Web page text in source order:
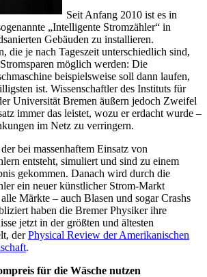
Seit Anfang 2010 ist es in
„Intelligente Stromzähler“ in
Gebäuden zu installieren.
die je nach Tageszeit unterschiedlich sind,
möglich werden: Die
beispielsweise soll dann laufen,
ist. Wissenschaftler des Instituts für
Universität Bremen äußern jedoch Zweifel
immer das leistet, wozu er erdacht wurde –
im Netz zu verringern.
bei massenhaftem Einsatz von
entsteht, simuliert und sind zu einem
gekommen. Danach wird durch die
ein neuer künstlicher Strom-Markt
Märkte – auch Blasen und sogar Crashs
haben die Bremer Physiker ihre
jetzt in der größten und ältesten
derPhysical Review der Amerikanischen
.
für die Wäsche nutzen